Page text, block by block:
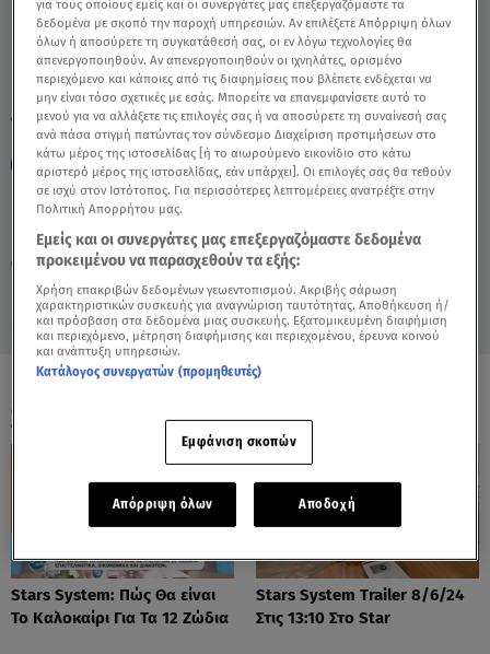
Πέμπτη 6 Αυγούστου 2026
26.12.20, 13:33 ΖΩΔΙΑ
TAGS: ΖΩΔΙΑ ΖΩΔΙΑ ΣΗΜΕΡΑ ΖΩΔΙΑ ΑΣΗ ΜΠΗΛΙΟΥ
ΑΣΗ ΜΠΗΛΙΟΥ ΔΙΔΥΜΟΙ
ΟΛΑ ΤΑ ΒΙΝΤΕΟ
Stars System: Πώς Θα είναι
Το Καλοκαίρι Για Τα 12 Ζώδια
Stars System Trailer 8/6/24
Στις 13:10 Στο Star
για τους οποίους εμείς και οι συνεργάτες μας επεξεργαζόμαστε τα
δεδομένα με σκοπό την παροχή υπηρεσιών. Αν επιλέξετε Απόρριψη όλων
όλων ή αποσύρετε τη συγκατάθεσή σας, οι εν λόγω τεχνολογίες θα
απενεργοποιηθούν. Αν απενεργοποιηθούν οι ιχνηλάτες, ορισμένο
περιεχόμενο και κάποιες από τις διαφημίσεις που βλέπετε ενδέχεται να
μην είναι τόσο σχετικές με εσάς. Μπορείτε να επανεμφανίσετε αυτό το
μενού για να αλλάξετε τις επιλογές σας ή να αποσύρετε τη συναίνεσή σας
ανά πάσα στιγμή πατώντας τον σύνδεσμο Διαχείριση προτιμήσεων στο
κάτω μέρος της ιστοσελίδας [ή το αιωρούμενο εικονίδιο στο κάτω
αριστερό μέρος της ιστοσελίδας, εάν υπάρχει]. Οι επιλογές σας θα τεθούν
σε ισχύ στον Ιστότοπος. Για περισσότερες λεπτομέρειες ανατρέξτε στην
Πολιτική Απορρήτου μας.
Εμείς και οι συνεργάτες μας επεξεργαζόμαστε δεδομένα
προκειμένου να παρασχεθούν τα εξής:
Χρήση επακριβών δεδομένων γεωεντοπισμού. Ακριβής σάρωση
χαρακτηριστικών συσκευής για αναγνώριση ταυτότητας. Αποθήκευση ή/
και πρόσβαση στα δεδομένα μιας συσκευής. Εξατομικευμένη διαφήμιση
και περιεχόμενο, μέτρηση διαφήμισης και περιεχομένου, έρευνα κοινού
και ανάπτυξη υπηρεσιών.
Κατάλογος συνεργατών (προμηθευτές)
Εμφάνιση σκοπών
Απόρριψη όλων Αποδοχή